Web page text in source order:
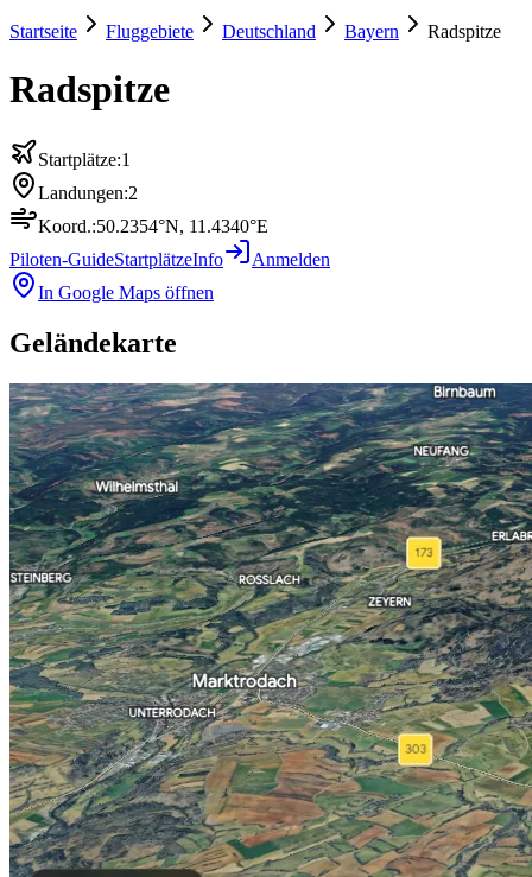
Startseite Fluggebiete Deutschland Bayern Radspitze
Radspitze
Startplätze:1
Landungen:2
Koord.:50.2354°N, 11.4340°E
Piloten-GuideStartplätzeInfo
Anmelden
In Google Maps öffnen
Geländekarte